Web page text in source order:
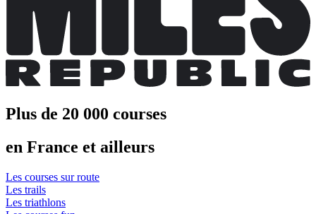
Plus de 20 000 courses
en France et ailleurs
Les courses sur route
Les trails
Les triathlons